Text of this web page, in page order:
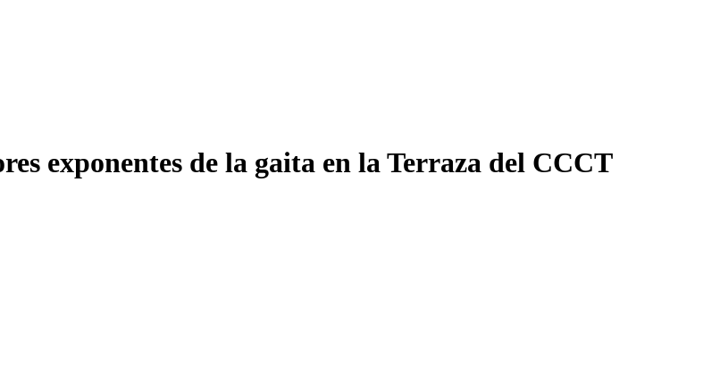
exponentes de la gaita en la Terraza del CCCT